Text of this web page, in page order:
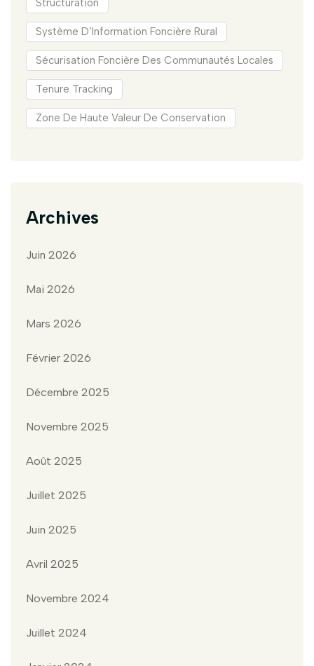
Structuration
Système D’Information Foncière Rural
Sécurisation Foncière Des Communautés Locales
Tenure Tracking
Zone De Haute Valeur De Conservation
Archives
Juin 2026
Mai 2026
Mars 2026
Février 2026
Décembre 2025
Novembre 2025
Août 2025
Juillet 2025
Juin 2025
Avril 2025
Novembre 2024
Juillet 2024